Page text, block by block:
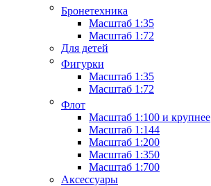
Бронетехника
Масштаб 1:35
Масштаб 1:72
Для детей
Фигурки
Масштаб 1:35
Масштаб 1:72
Флот
Масштаб 1:100 и крупнее
Масштаб 1:144
Масштаб 1:200
Масштаб 1:350
Масштаб 1:700
Аксессуары